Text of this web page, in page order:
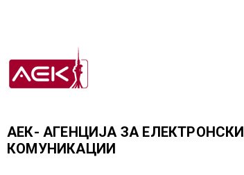
АЕК- АГЕНЦИЈА ЗА ЕЛЕКТРОНСКИ
КОМУНИКАЦИИ